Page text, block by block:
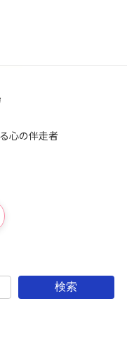
心の伴走者
検索